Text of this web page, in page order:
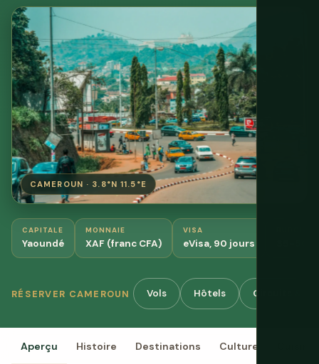
CAMEROUN · 3.8°N 11.5°E
CAPITALE
Yaoundé
MONNAIE
XAF (franc CFA)
VISA
eVisa, 90 jours
RÉSERVER CAMEROUN Vols Hôtels Circuits &
Aperçu Histoire Destinations Culture